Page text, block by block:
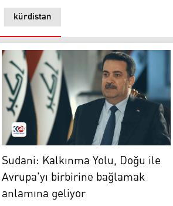
kürdistan
İstanbul'da toplanacak
Sudani: Kalkınma Yolu, Doğu ile
Sudani: Kalkınma Yolu, Doğu ile
Avrupa'yı birbirine bağlamak
anlamına geliyor